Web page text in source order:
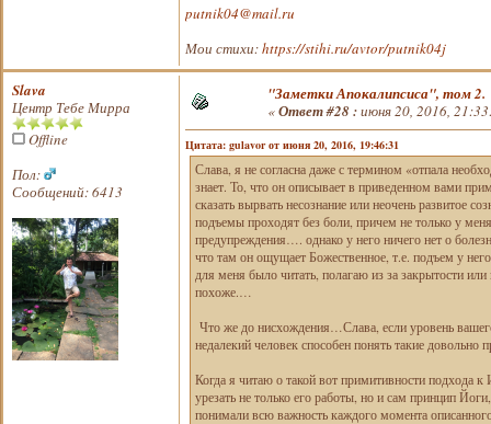
putnik04@mail.ru
Мои стихи:https://stihi.ru/avtor/putnik04j
Slava
Центр Тебе Мирра
Offline
Пол:
Сообщений: 6413
"Заметки Апокалипсиса", том 2.
«Ответ #28 :июня 20, 2016,
Цитата: gulavor от июня 20, 2016, 19:46:31
Слава, я не согласна даже с термином «отпала
знает. То, что он описывает в приведенном вами
сказать вырвать несознание или неочень развитое
подъемы проходят без боли, причем не только у
предупреждения…. однако у него ничего нет о
что там он ощущает Божественное, т.е. подъем у
для меня было читать, полагаю из за закрытости
похоже.…
Что же до нисхождения…Слава, если уровень
недалекий человек способен понять такие довольно
Когда я читаю о такой вот примитивности
урезать не только его работы, но и сам принцип
понимали всю важность каждого момента